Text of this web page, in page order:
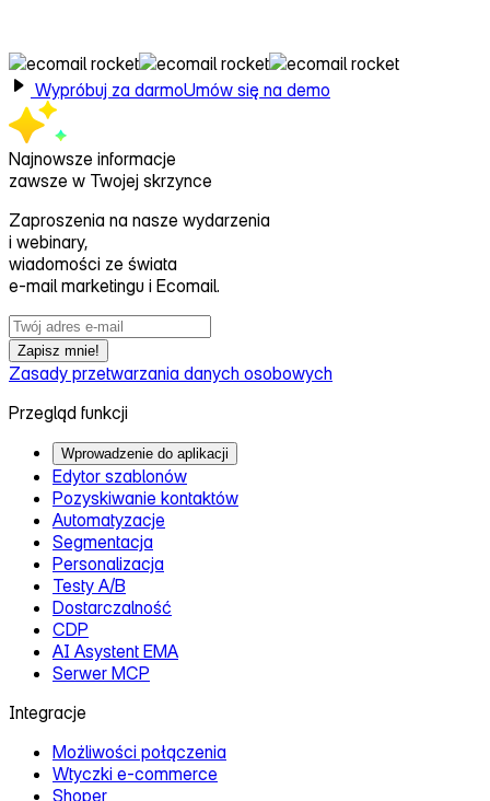
Wypróbuj za darmoUmów się na demo
Najnowsze informacje
zawsze w Twojej skrzynce
Zaproszenia na nasze wydarzenia
i webinary,
wiadomości ze świata
e‑mail marketingu i Ecomail.
Zapisz mnie!
Zasady przetwarzania danych osobowych
Przegląd funkcji
Wprowadzenie do aplikacji
Edytor szablonów
Pozyskiwanie kontaktów
Automatyzacje
Segmentacja
Personalizacja
Testy A/B
Dostarczalność
CDP
AI Asystent EMA
Serwer MCP
Integracje
Możliwości połączenia
Wtyczki e‑commerce
Shoper